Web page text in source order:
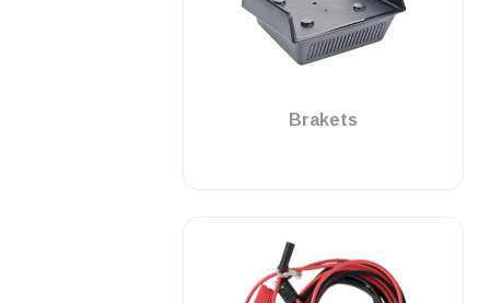
Brakets